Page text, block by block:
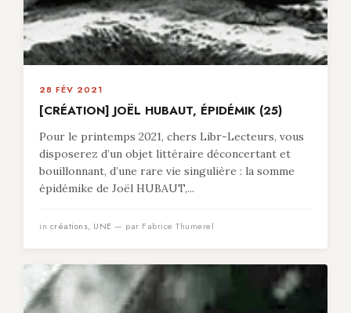
28 FÉV 2021
[CRÉATION] JOËL HUBAUT, ÉPIDÉMIK (25)
Pour le printemps 2021, chers Libr-Lecteurs, vous
disposerez d’un objet littéraire déconcertant et
bouillonnant, d’une rare vie singulière : la somme
épidémike de Joël HUBAUT,...
in créations, UNE — par Fabrice Thumerel